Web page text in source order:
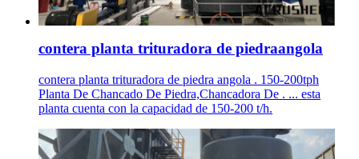
contera planta trituradora de piedraangola
contera planta trituradora de piedra angola . 150-200tph
Planta De Chancado De Piedra,Chancadora De . ... esta
planta cuenta con la capacidad de 150-200 t/h.